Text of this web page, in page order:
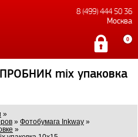
8 (499) 444 50 36
Москва
0
mix упаковка
»
» Фотобумага Inkway »
»